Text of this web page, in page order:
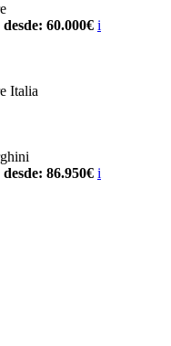
60.000€ i
Italia
86.950€ i